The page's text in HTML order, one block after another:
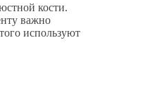
кости.
важно
используют